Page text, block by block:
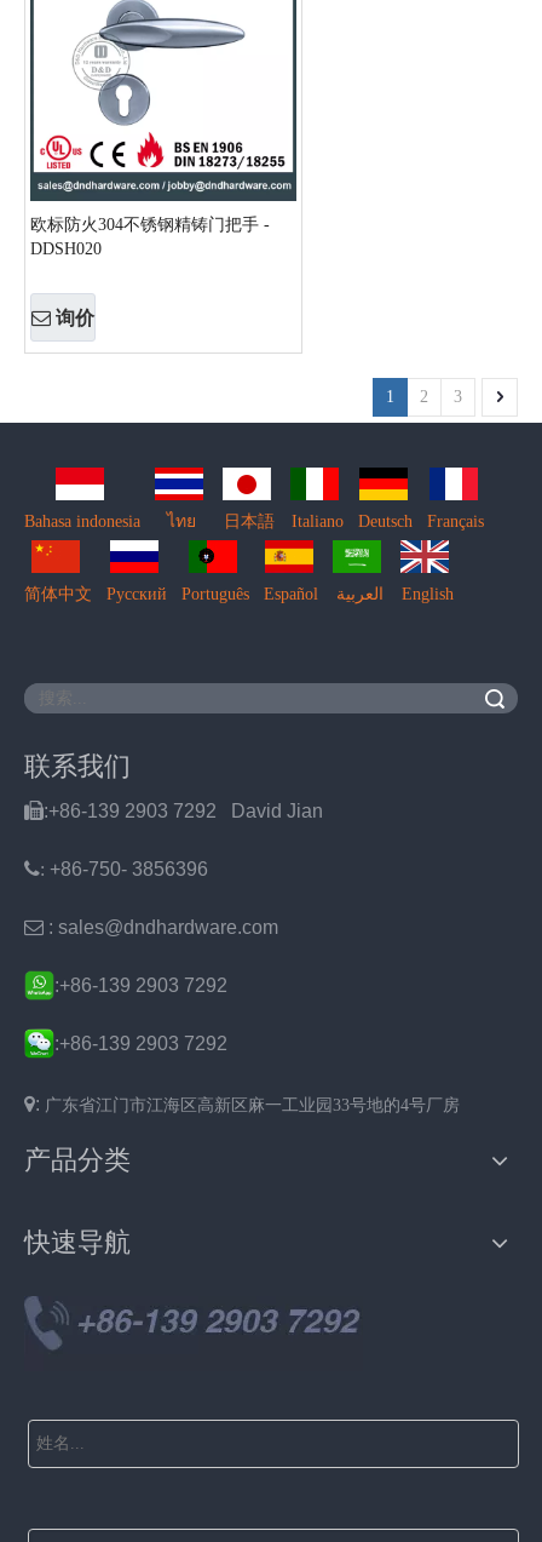
欧标防火304不锈钢精铸门把手 -
DDSH020
询价
1 2 3
Bahasa indonesia ไทย 日本語 Italiano Deutsch Français
简体中文 Pусский Português Español العربية English
联系我们
:+86-139 2903 7292 David Jian
: +86-750- 3856396
 : sales@dndhardware.com
:+86-139 2903 7292
:+86-139 2903 7292
: 广东省江门市江海区 高新区麻一工业园33号地的4号厂房
产品分类
快速导航